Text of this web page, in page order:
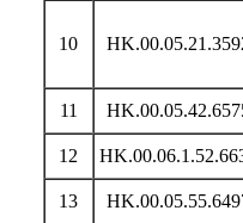
10
11
12
13